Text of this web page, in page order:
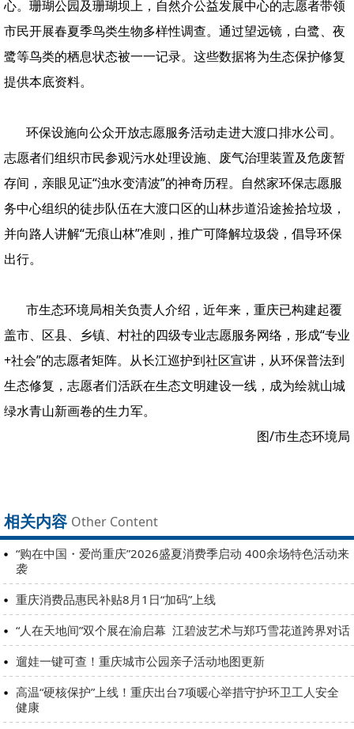
心。珊瑚公园及珊瑚坝上，自然介公益发展中心的志愿者带领
市民开展春夏季鸟类生物多样性调查。通过望远镜，白鹭、夜
鹭等鸟类的栖息状态被一一记录。这些数据将为生态保护修复
提供本底资料。
环保设施向公众开放志愿服务活动走进大渡口排水公司。
志愿者们组织市民参观污水处理设施、废气治理装置及危废暂
存间，亲眼见证“浊水变清波”的神奇历程。自然家环保志愿服
务中心组织的徒步队伍在大渡口区的山林步道沿途捡拾垃圾，
并向路人讲解“无痕山林”准则，推广可降解垃圾袋，倡导环保
出行。
市生态环境局相关负责人介绍，近年来，重庆已构建起覆
盖市、区县、乡镇、村社的四级专业志愿服务网络，形成“专业
+社会”的志愿者矩阵。从长江巡护到社区宣讲，从环保普法到
生态修复，志愿者们活跃在生态文明建设一线，成为绘就山城
绿水青山新画卷的生力军。
图/市生态环境局
相关内容 Other Content
“购在中国・爱尚重庆”2026盛夏消费季启动 400余场特色活动来
袭
重庆消费品惠民补贴8月1日“加码”上线
“人在天地间”双个展在渝启幕 江碧波艺术与郑巧雪花道跨界对话
遛娃一键可查！重庆城市公园亲子活动地图更新
高温“硬核保护”上线！重庆出台7项暖心举措守护环卫工人安全
健康